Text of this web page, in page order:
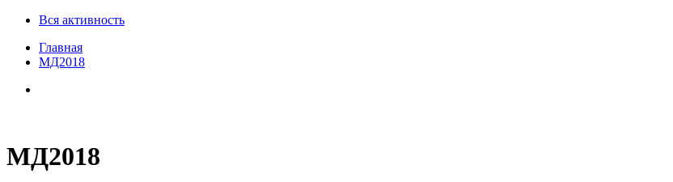
Вся активность
Главная
МД2018
МД2018